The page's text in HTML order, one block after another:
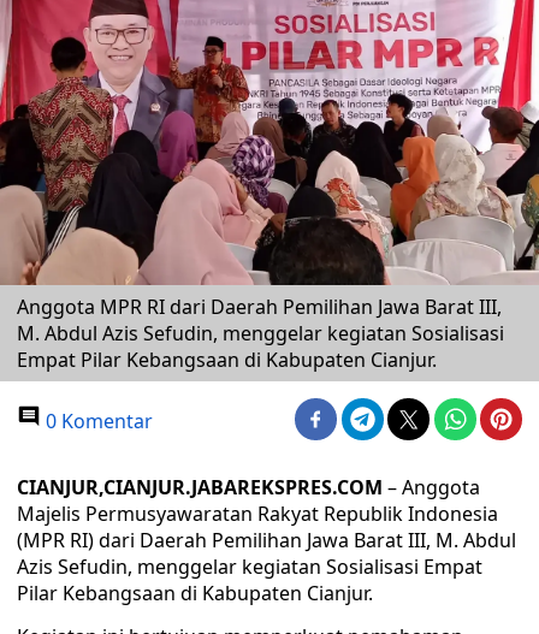
Anggota MPR RI dari Daerah Pemilihan Jawa Barat III,
M. Abdul Azis Sefudin, menggelar kegiatan Sosialisasi
Empat Pilar Kebangsaan di Kabupaten Cianjur.
0 Komentar
CIANJUR,CIANJUR.JABAREKSPRES.COM – Anggota
Majelis Permusyawaratan Rakyat Republik Indonesia
(MPR RI) dari Daerah Pemilihan Jawa Barat III, M. Abdul
Azis Sefudin, menggelar kegiatan Sosialisasi Empat
Pilar Kebangsaan di Kabupaten Cianjur.